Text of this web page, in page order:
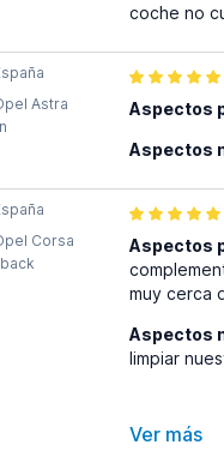
coche no
Astra
Aspectos
Aspectos
Corsa
Aspectos
muy cerca
Aspectos
limpiar
Ver más